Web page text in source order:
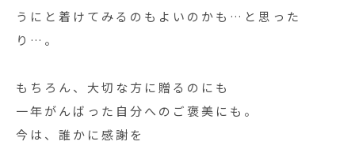
うにと着けてみるのもよいのかも…と思った
り…。
もちろん、大切な方に贈るのにも
一年がんばった自分へのご褒美にも。
今は、誰かに感謝を